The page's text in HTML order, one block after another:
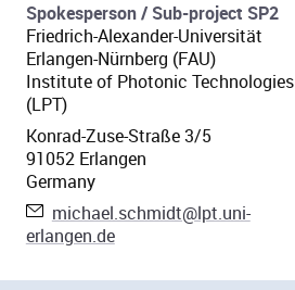
Menü aufklappen
Menü aufklappen
Spokesperson / Sub-project SP2
Friedrich-Alexander-Universität
Erlangen-Nürnberg (FAU)
Institute of Photonic Technologies
(LPT)
Konrad-Zuse-Straße 3/5
91052 Erlangen
Germany
E-Mail:michael.schmidt@lpt.uni-
erlangen.de